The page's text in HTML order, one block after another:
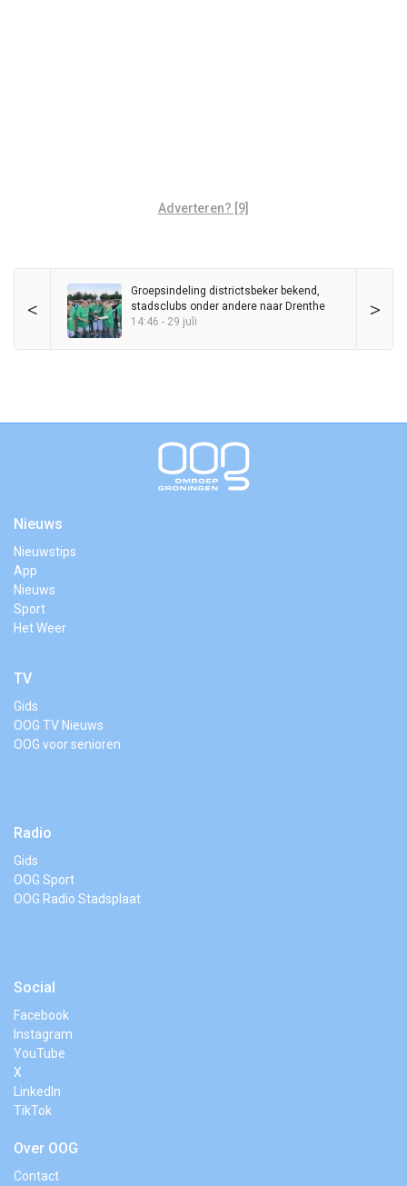
Adverteren? [9]
< >
Groepsindeling districtsbeker bekend,
stadsclubs onder andere naar Drenthe
14:46 - 29 juli
Nieuws
Nieuwstips
App
Nieuws
Sport
Het Weer
TV
Gids
OOG TV Nieuws
OOG voor senioren
Radio
Gids
OOG Sport
OOG Radio Stadsplaat
Social
Facebook
Instagram
YouTube
X
LinkedIn
TikTok
Over OOG
Contact